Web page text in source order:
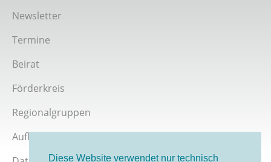
Diese Website verwendet nur technisch
Newsletter
Termine
Beirat
Förderkreis
Regionalgruppen
Aufklärer werden